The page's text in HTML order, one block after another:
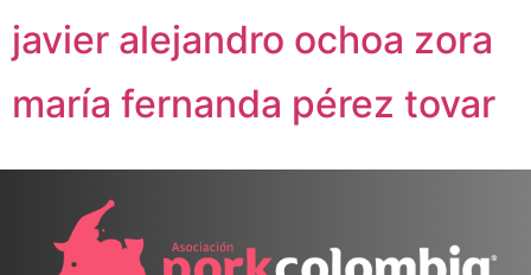
javier alejandro ochoa zora
maría fernanda pérez tovar